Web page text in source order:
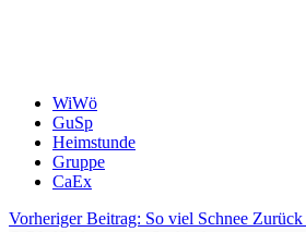
WiWö
GuSp
Heimstunde
Gruppe
CaEx
Vorheriger Beitrag: So viel Schnee Zurück